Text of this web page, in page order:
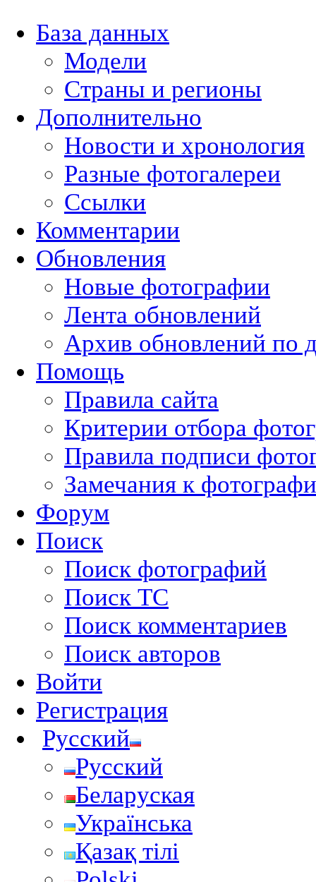
База данных
Модели
Страны и регионы
Дополнительно
Новости и хронология
Разные фотогалереи
Ссылки
Комментарии
Обновления
Новые фотографии
Лента обновлений
Архив обновлений по
Помощь
Правила сайта
Критерии отбора
Правила подписи
Замечания к
Форум
Поиск
Поиск фотографий
Поиск ТС
Поиск комментариев
Поиск авторов
Войти
Регистрация
Русский
Русский
Беларуская
Українська
Қазақ тілі